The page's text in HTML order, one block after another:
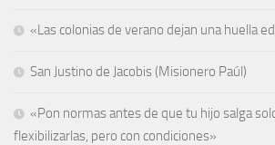
«Las colonias de verano dejan una huella
San Justino de Jacobis (Misionero Paúl)
«Pon normas antes de que tu hijo salga
flexibilizarlas, pero con condiciones»